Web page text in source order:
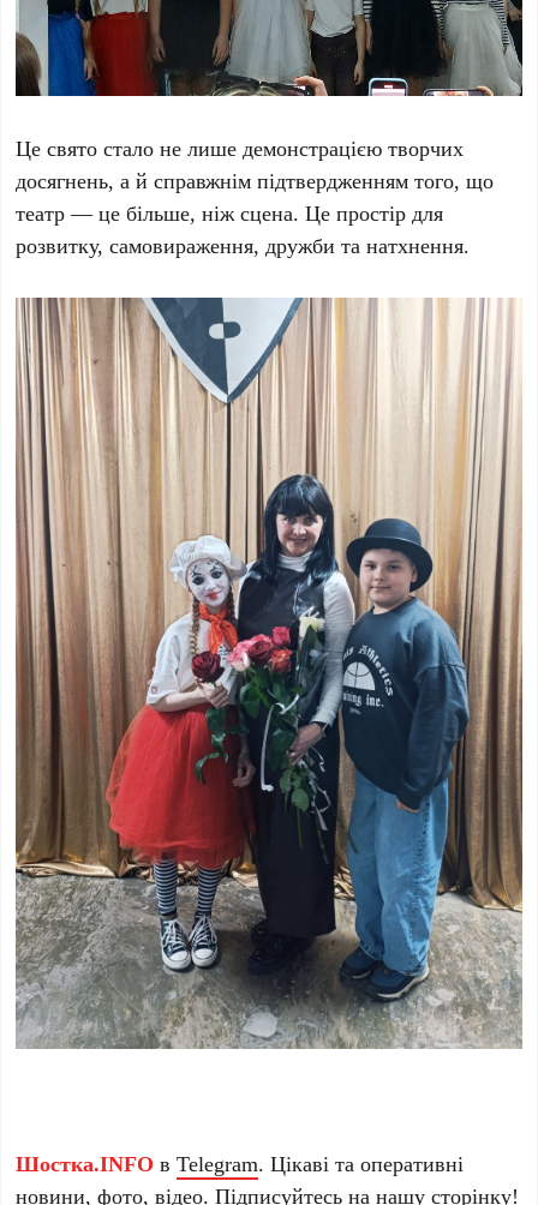
Це свято стало не лише демонстрацією творчих
досягнень, а й справжнім підтвердженням того, що
театр — це більше, ніж сцена. Це простір для
розвитку, самовираження, дружби та натхнення.
Шостка.INFO вTelegram. Цікаві та оперативні
новини, фото, відео. Підписуйтесь на нашусторінку!